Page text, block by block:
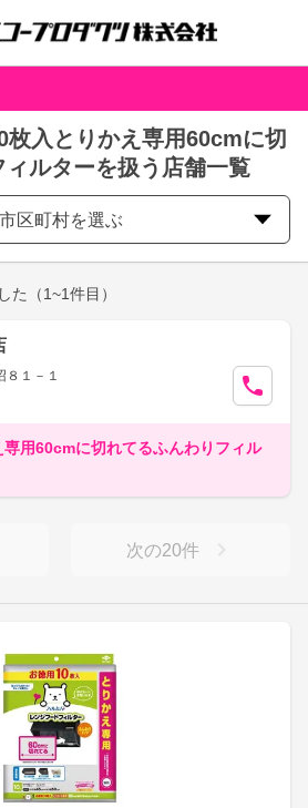
枚入とりかえ専用60cmに切
ルターを扱う店舗一覧
市区町村を選ぶ
た （1~1件目）
８１－１
用60cmに切れてるふんわりフィル
次の20件